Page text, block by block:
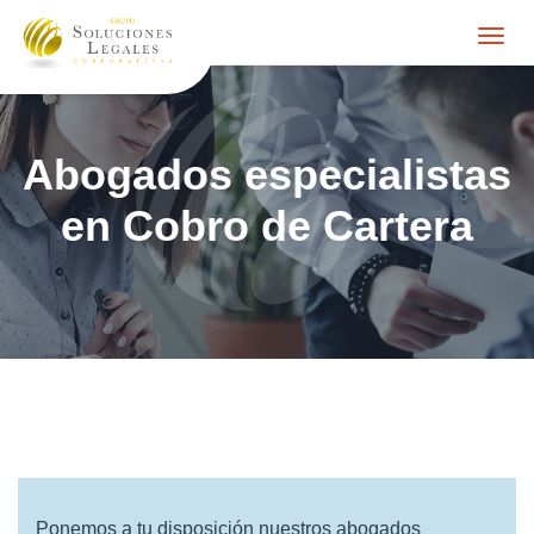
Abogados especialistas
en Cobro de Cartera
Ponemos a tu disposición nuestros abogados